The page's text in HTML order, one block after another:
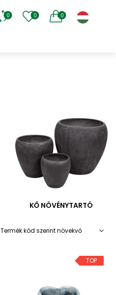
0 0 0
KŐ NÖVÉNYTARTÓ
Termék kód szerint növekvő
TOP